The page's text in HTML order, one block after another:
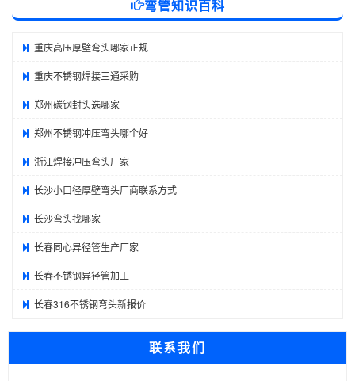
弯管知识百科
重庆高压厚壁弯头哪家正规
重庆不锈钢焊接三通采购
郑州碳钢封头选哪家
郑州不锈钢冲压弯头哪个好
浙江焊接冲压弯头厂家
长沙小口径厚壁弯头厂商联系方式
长沙弯头找哪家
长春同心异径管生产厂家
长春不锈钢异径管加工
长春316不锈钢弯头新报价
联系我们